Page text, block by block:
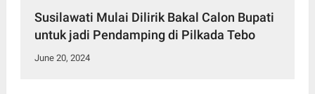
Susilawati Mulai Dilirik Bakal Calon Bupati
untuk jadi Pendamping di Pilkada Tebo
June 20, 2024